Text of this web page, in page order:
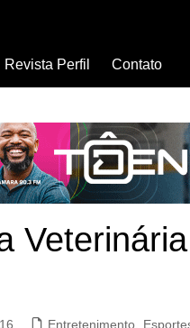
Revista Perfil Contato
Entretenimento